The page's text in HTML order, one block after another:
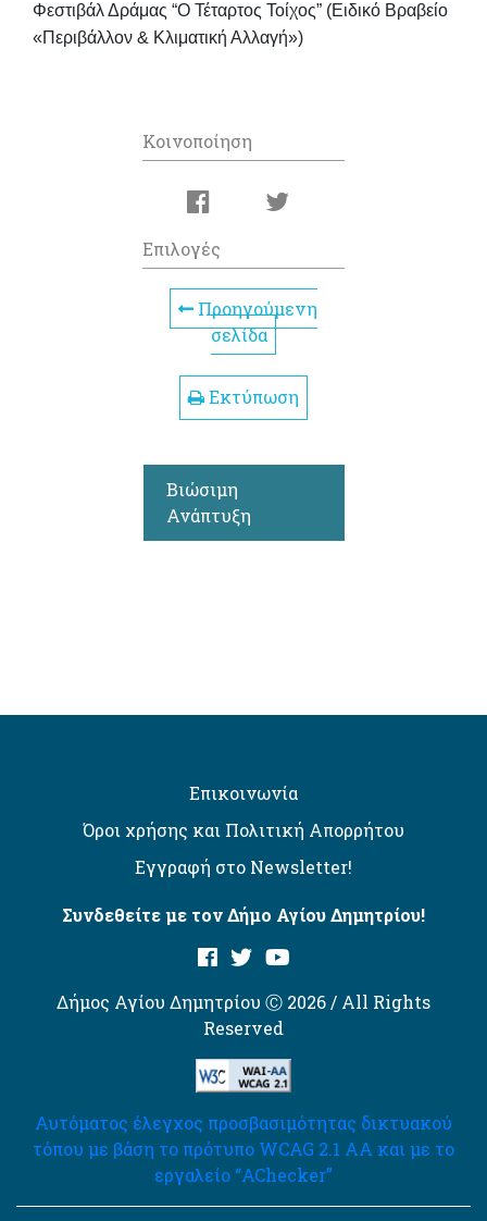
Φεστιβάλ Δράμας “Ο Τέταρτος Τοίχος” (Ειδικό Βραβείο
«Περιβάλλον & Κλιματική Αλλαγή»)
Κοινοποίηση
Επιλογές
Προηγούμενη
σελίδα
Εκτύπωση
Βιώσιμη
Ανάπτυξη
Επικοινωνία
Όροι χρήσης και Πολιτική Απορρήτου
Εγγραφή στο Newsletter!
Συνδεθείτε με τον Δήμο Αγίου Δημητρίου!
Δήμος Αγίου Δημητρίου Ⓒ 2026 / All Rights
Reserved
Αυτόματος έλεγχος προσβασιμότητας δικτυακού
τόπου με βάση το πρότυπο WCAG 2.1 AA και με το
εργαλείο “AChecker”